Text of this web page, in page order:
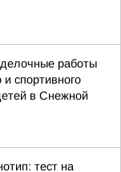
работы
спортивного
в Снежной
тест на